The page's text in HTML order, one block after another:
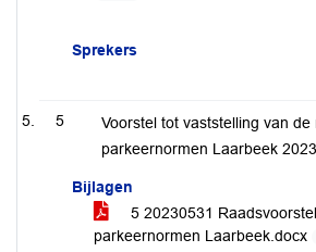
Sprekers
5
Voorstel tot vaststelling van de
parkeernormen Laarbeek 2023
Bijlagen
5 20230531
parkeernormen Laarbeek.docx